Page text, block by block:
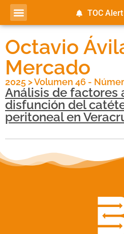
TOC Alert
Octavio
Mercado
2025 >Volumen 46 -
Análisis de factores
disfunción del
peritoneal en